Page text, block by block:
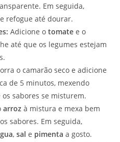
Em seguida,
e refogue até dourar.
Adicione o tomate e o
até que os legumes estejam
o camarão seco e adicione
de 5 minutos, mexendo
sabores se misturem.
arroz à mistura e mexa bem
sabores. Em seguida,
, sal e pimenta a gosto.